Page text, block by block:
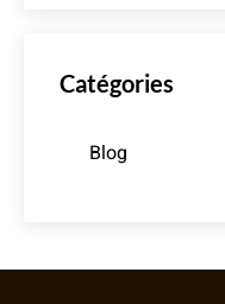
Catégories
Blog